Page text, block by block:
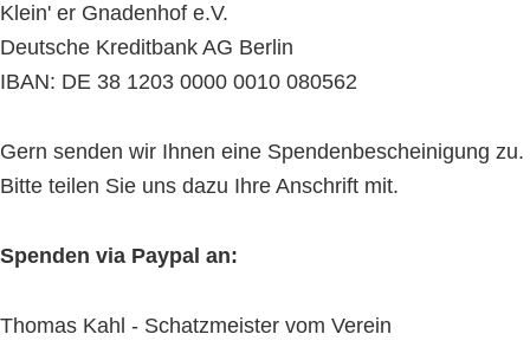
Klein' er Gnadenhof e.V.
Deutsche Kreditbank AG Berlin
IBAN: DE 38 1203 0000 0010 080562
Gern senden wir Ihnen eine Spendenbescheinigung zu.
Bitte teilen Sie uns dazu Ihre Anschrift mit.
Spenden via Paypal an:
Thomas Kahl - Schatzmeister vom Verein